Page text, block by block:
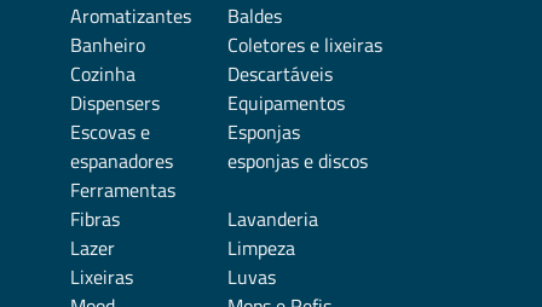
Aromatizantes
Baldes
Banheiro
Coletores e lixeiras
Cozinha
Descartáveis
Dispensers
Equipamentos
Escovas e
espanadores
Esponjas
esponjas e discos
Ferramentas
Fibras
Lavanderia
Lazer
Limpeza
Lixeiras
Luvas